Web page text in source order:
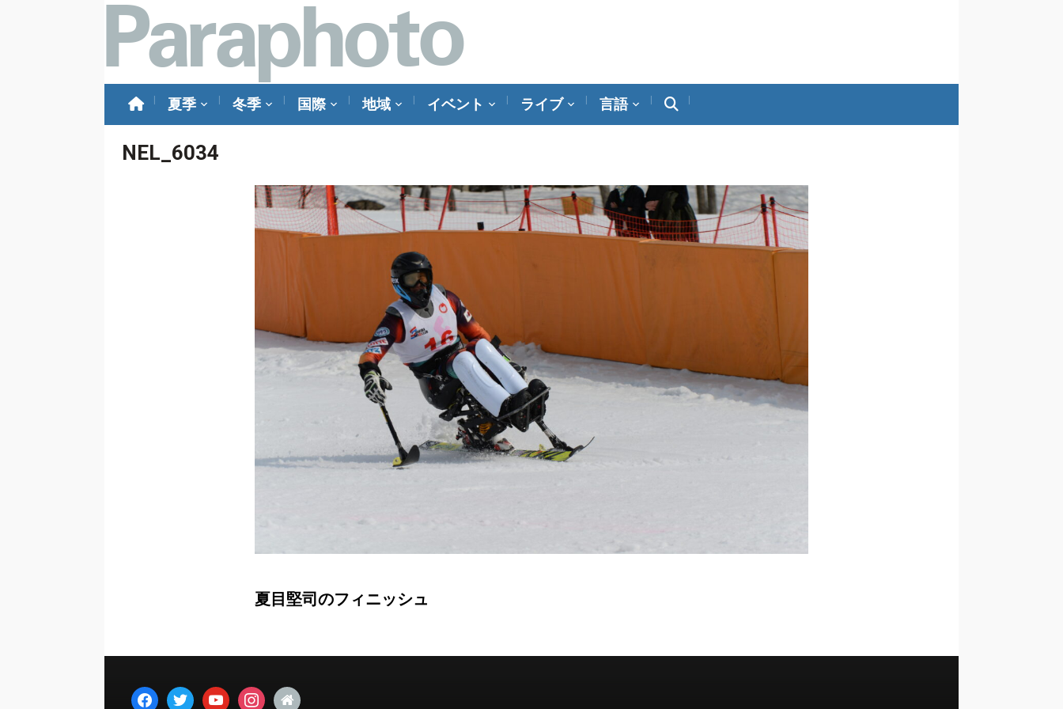
夏季 冬季 国際 地域 イベント ライブ 言語
NEL_6034
夏目堅司のフィニッシュ
facebooktwitter youtubeinstagram
home